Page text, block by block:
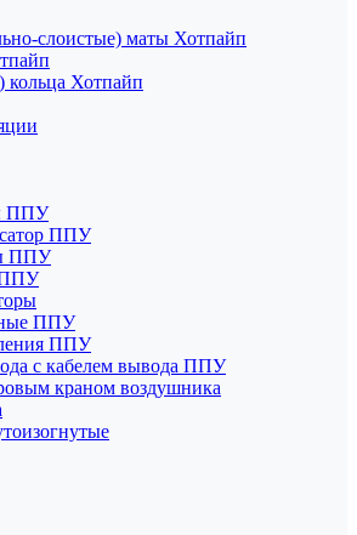
слоистые) маты Хотпайп
Хотпайп
ППУ
ППУ
ППУ
ППУ
ППУ
ППУ
с кабелем вывода ППУ
краном воздушника